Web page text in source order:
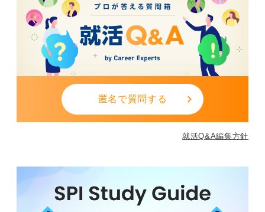
匿名で質問する
就活Q&A編集方針